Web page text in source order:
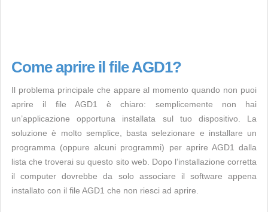
Come aprire il file AGD1?
Il problema principale che appare al momento quando non puoi
aprire il file AGD1 è chiaro: semplicemente non hai
un’applicazione opportuna installata sul tuo dispositivo. La
soluzione è molto semplice, basta selezionare e installare un
programma (oppure alcuni programmi) per aprire AGD1 dalla
lista che troverai su questo sito web. Dopo l’installazione corretta
il computer dovrebbe da solo associare il software appena
installato con il file AGD1 che non riesci ad aprire.